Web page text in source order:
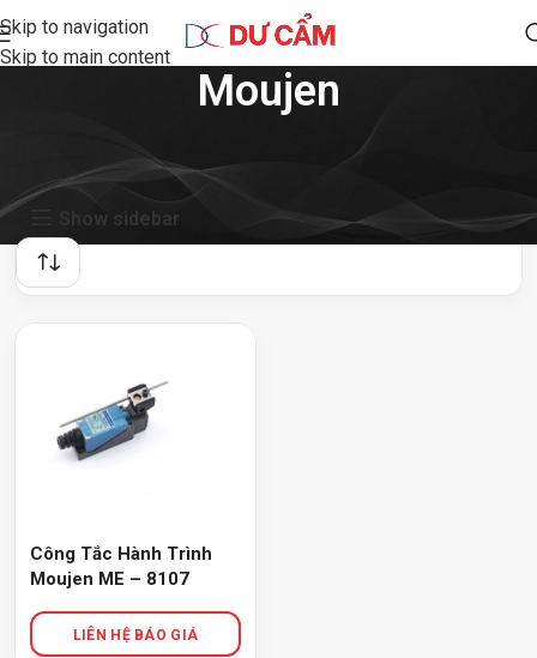
Skip to navigation
Skip to main content
Moujen
Showing the single result
Show sidebar
Công Tắc Hành Trình
Moujen ME – 8107